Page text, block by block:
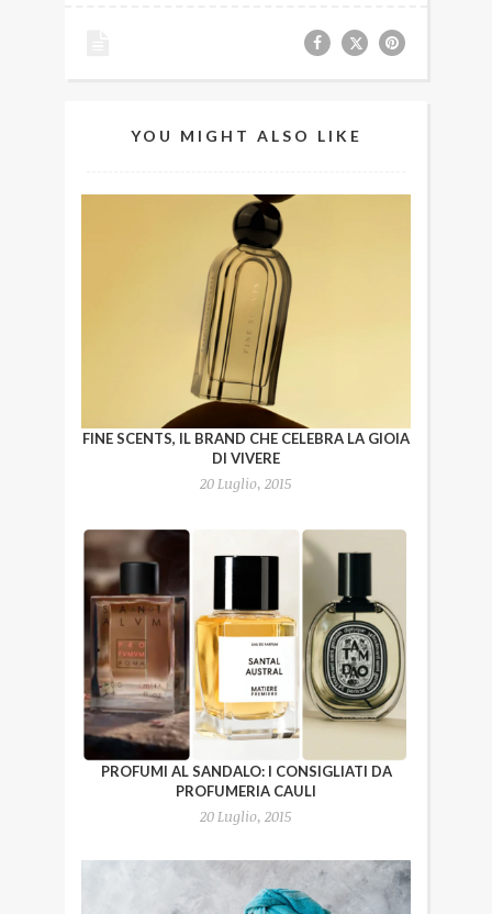
YOU MIGHT ALSO LIKE
FINE SCENTS, IL BRAND CHE CELEBRA LA GIOIA
DI VIVERE
20 Luglio, 2015
PROFUMI AL SANDALO: I CONSIGLIATI DA
PROFUMERIA CAULI
20 Luglio, 2015